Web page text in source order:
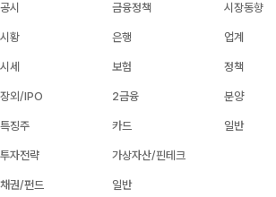
공시
시황
시세
장외/IPO
특징주
투자전략
채권/펀드
금융정책
은행
보험
2금융
카드
가상자산/핀테크
일반
시장동향
업계
정책
분양
일반